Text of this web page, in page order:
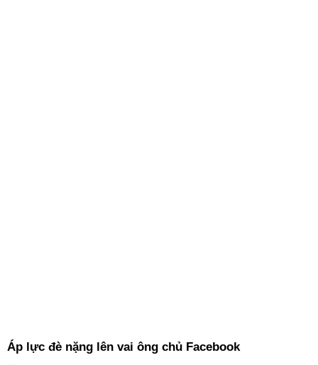
Áp lực đè nặng lên vai ông chủ Facebook